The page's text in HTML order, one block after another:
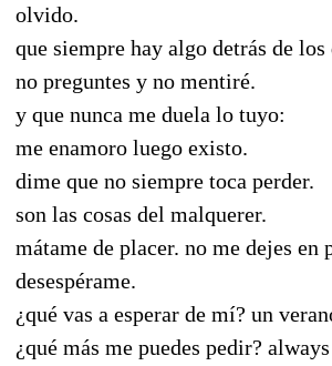
olvido.
que siempre hay algo detrás de los
no preguntes y no mentiré.
y que nunca me duela lo tuyo:
me enamoro luego existo.
dime que no siempre toca perder.
son las cosas del malquerer.
mátame de placer. no me dejes en
desespérame.
¿qué vas a esperar de mí? un
¿qué más me puedes pedir?